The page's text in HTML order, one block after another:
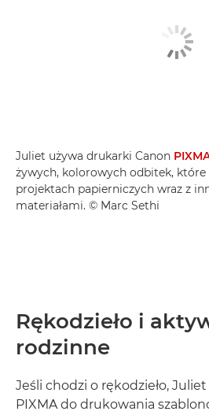
Juliet używa drukarki Canon
żywych, kolorowych odbitek,
projektach papierniczych wraz z
materiałami. © Marc Sethi
Rękodzieło i
rodzinne
Jeśli chodzi o rękodzieło,
PIXMA do drukowania